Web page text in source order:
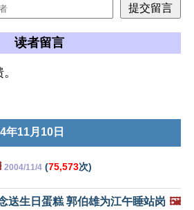
读者留言
年11月10日
2004/11/4 (75,573次)
送生日蛋糕 郭伯雄为江午睡站岗 🖼️